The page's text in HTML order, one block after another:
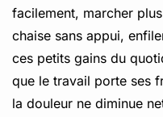
facilement, marcher
chaise sans appui,
ces petits gains du
que le travail porte ses
la douleur ne diminue